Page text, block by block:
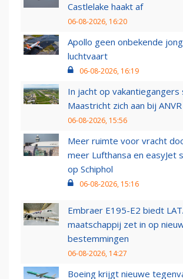
Castlelake haakt af
06-08-2026, 16:20
Apollo geen onbekende
luchtvaart
06-08-2026, 16:19
In jacht op vakantiegangers
Maastricht zich aan bij ANVR
06-08-2026, 15:56
Meer ruimte voor vracht
meer Lufthansa en easyJet
op Schiphol
06-08-2026, 15:16
Embraer E195-E2 biedt
maatschappij zet in op
bestemmingen
06-08-2026, 14:27
Boeing krijgt nieuwe